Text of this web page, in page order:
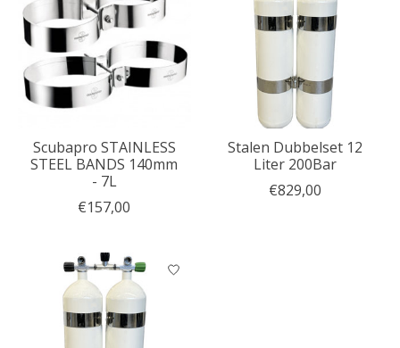
Scubapro STAINLESS
STEEL BANDS 140mm
- 7L
€157,00
Stalen Dubbelset 12
Liter 200Bar
€829,00